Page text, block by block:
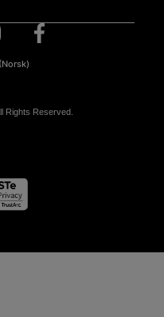
Rights Reserved.
(Norsk)